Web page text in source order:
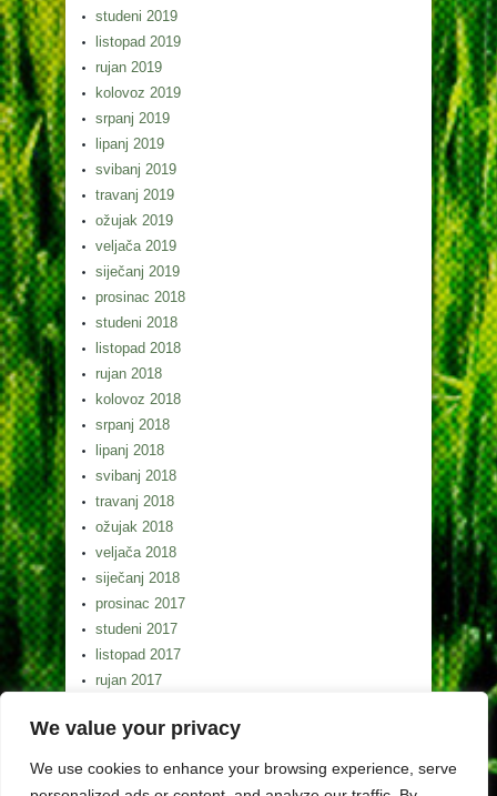
We value your privacy
We use cookies to enhance your browsing experience, serve
studeni 2019
listopad 2019
rujan 2019
kolovoz 2019
srpanj 2019
lipanj 2019
svibanj 2019
travanj 2019
ožujak 2019
veljača 2019
siječanj 2019
prosinac 2018
studeni 2018
listopad 2018
rujan 2018
kolovoz 2018
srpanj 2018
lipanj 2018
svibanj 2018
travanj 2018
ožujak 2018
veljača 2018
siječanj 2018
prosinac 2017
studeni 2017
listopad 2017
rujan 2017
srpanj 2017